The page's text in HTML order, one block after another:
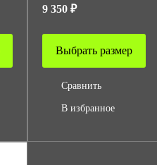
9 350 ₽
Выбрать размер
Сравнить
В избранное